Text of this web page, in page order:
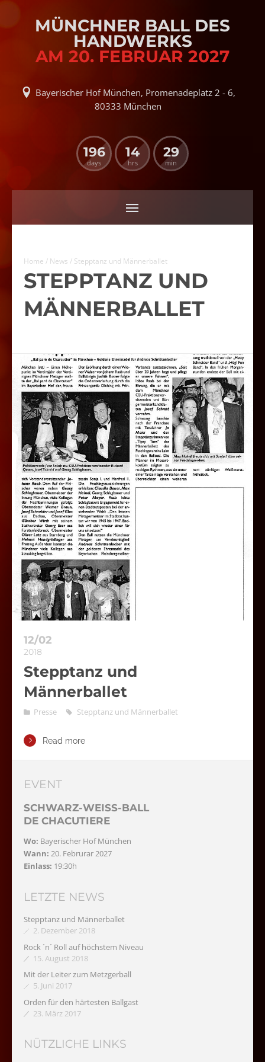
MÜNCHNER BALL DES
HANDWERKS
AM 20. FEBRUAR 2027
Bayerischer Hof München, Promenadeplatz 2 - 6,
80333 München
196
days
14
hrs
29
min
Home / News / Stepptanz und Männerballet
STEPPTANZ UND
MÄNNERBALLET
12/02
2018
Stepptanz und
Männerballet
Presse Stepptanz und Männerballet
Read more
EVENT
SCHWARZ-WEISS-BALL
DE CHACUTIERE
Wo: Bayerischer Hof München
Wann: 20. Februrar 2027
Einlass: 19:30h
LETZTE NEWS
Stepptanz und Männerballet
2. Dezember 2018
Rock ´n´ Roll auf höchstem Niveau
15. August 2018
Mit der Leiter zum Metzgerball
5. Juni 2017
Orden für den härtesten Ballgast
23. März 2017
NÜTZLICHE LINKS